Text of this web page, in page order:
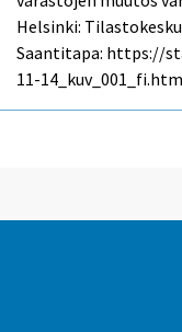
Helsinki:
Saantitapa: https://
11-